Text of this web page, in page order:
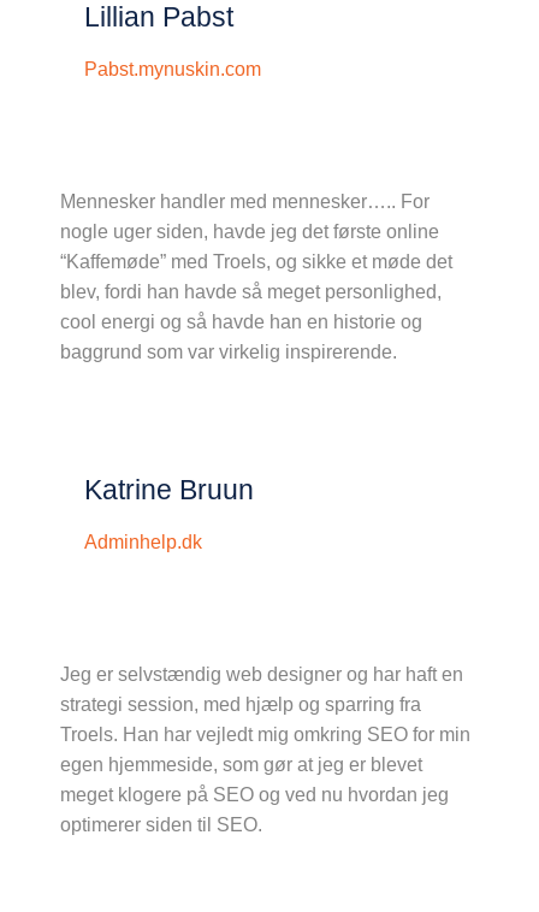
Lillian Pabst
Pabst.mynuskin.com
Mennesker handler med mennesker….. For
nogle uger siden, havde jeg det første online
“Kaffemøde” med Troels, og sikke et møde det
blev, fordi han havde så meget personlighed,
cool energi og så havde han en historie og
baggrund som var virkelig inspirerende.
Katrine Bruun
Adminhelp.dk
Jeg er selvstændig web designer og har haft en
strategi session, med hjælp og sparring fra
Troels. Han har vejledt mig omkring SEO for min
egen hjemmeside, som gør at jeg er blevet
meget klogere på SEO og ved nu hvordan jeg
optimerer siden til SEO.